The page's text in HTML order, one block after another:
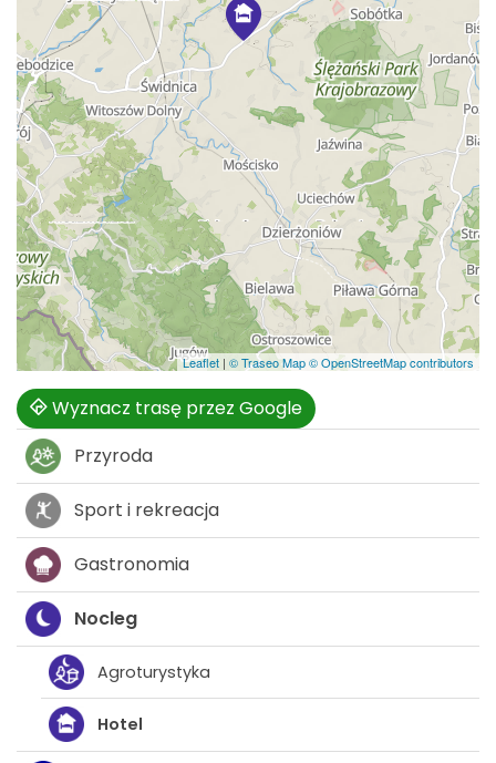
Leaflet | © Traseo Map© OpenStreetMap contributors
Wyznacz trasę przez Google
Przyroda
Sport i rekreacja
Gastronomia
Nocleg
Agroturystyka
Hotel